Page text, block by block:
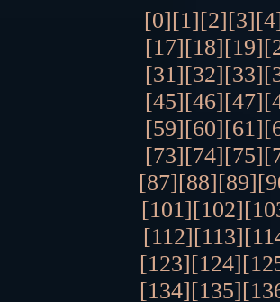
[0][1][2][3]
[17][18][19]
[31][32][33]
[45][46][47]
[59][60][61]
[73][74][75]
[87][88][89]
[101][102]
[112][113]
[123][124]
[134][135]